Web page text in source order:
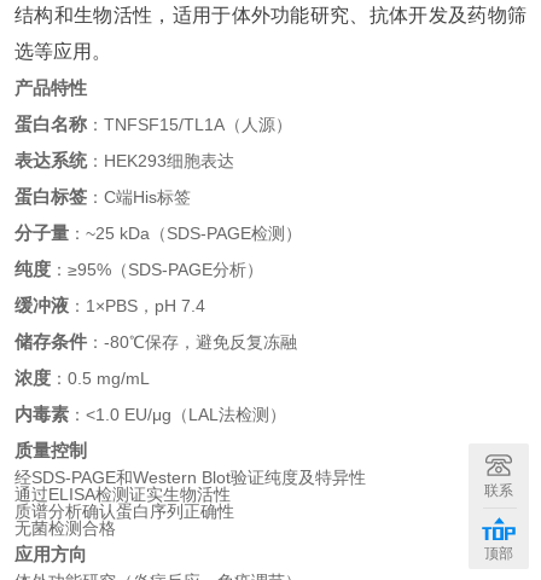
结构和生物活性，适用于体外功能研究、抗体开发及药物筛
选等应用。
产品特性
蛋白名称 ：TNFSF15/TL1A（人源）
表达系统：HEK293细胞表达
蛋白标签 ：C端His标签
分子量 ：~25 kDa（SDS-PAGE检测）
纯度 ：≥95%（SDS-PAGE分析）
缓冲液 ：1×PBS，pH 7.4
储存条件 ：-80℃保存，避免反复冻融
浓度 ：0.5 mg/mL
内毒素 ：<1.0 EU/μg（LAL法检测）
质量控制
经SDS-PAGE和Western Blot验证纯度及特异性
通过ELISA检测证实生物活性
质谱分析确认蛋白序列正确性
无菌检测合格
应用方向
联系
顶部